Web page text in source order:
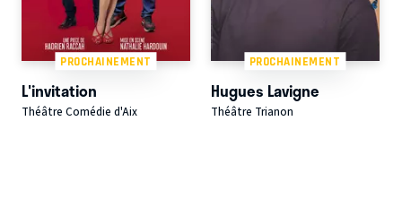
PROCHAINEMENT
L'invitation
Théâtre Comédie d'Aix
PROCHAINEMENT
Hugues Lavigne
Théâtre Trianon